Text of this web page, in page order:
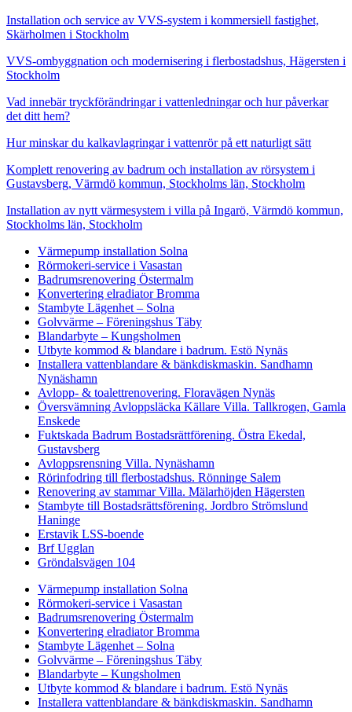
Installation och service av VVS-system i kommersiell fastighet,
Skärholmen i Stockholm
VVS-ombyggnation och modernisering i flerbostadshus, Hägersten i
Stockholm
Vad innebär tryckförändringar i vattenledningar och hur påverkar
det ditt hem?
Hur minskar du kalkavlagringar i vattenrör på ett naturligt sätt
Komplett renovering av badrum och installation av rörsystem i
Gustavsberg, Värmdö kommun, Stockholms län, Stockholm
Installation av nytt värmesystem i villa på Ingarö, Värmdö kommun,
Stockholms län, Stockholm
Värmepump installation Solna
Rörmokeri-service i Vasastan
Badrumsrenovering Östermalm
Konvertering elradiator Bromma
Stambyte Lägenhet – Solna
Golvvärme – Föreningshus Täby
Blandarbyte – Kungsholmen
Utbyte kommod & blandare i badrum. Estö Nynäs
Installera vattenblandare & bänkdiskmaskin. Sandhamn
Nynäshamn
Avlopp- & toalettrenovering. Floravägen Nynäs
Översvämning Avloppsläcka Källare Villa. Tallkrogen, Gamla
Enskede
Fuktskada Badrum Bostadsrättförening. Östra Ekedal,
Gustavsberg
Avloppsrensning Villa. Nynäshamn
Rörinfodring till flerbostadshus. Rönninge Salem
Renovering av stammar Villa. Mälarhöjden Hägersten
Stambyte till Bostadsrättsförening. Jordbro Strömslund
Haninge
Erstavik LSS-boende
Brf Ugglan
Gröndalsvägen 104
Värmepump installation Solna
Rörmokeri-service i Vasastan
Badrumsrenovering Östermalm
Konvertering elradiator Bromma
Stambyte Lägenhet – Solna
Golvvärme – Föreningshus Täby
Blandarbyte – Kungsholmen
Utbyte kommod & blandare i badrum. Estö Nynäs
Installera vattenblandare & bänkdiskmaskin. Sandhamn